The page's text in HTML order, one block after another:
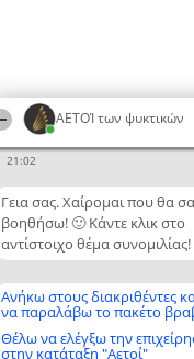
ΑΕΤΟΊ των ψυκτικών
21:02
Γεια σας. Χαίρομαι που θα
βοηθήσω! 🙂 Κάντε κλικ στο
αντίστοιχο θέμα
Ανήκω στους διακριθέντες
να παραλάβω το πακέτο
Θέλω να ελέγξω την
στην κατάταξη "Αετοί"